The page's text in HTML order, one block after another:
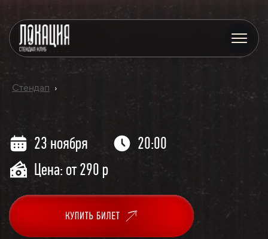
Стендап ›
23 ноября
20:00
Цена: от 290 р